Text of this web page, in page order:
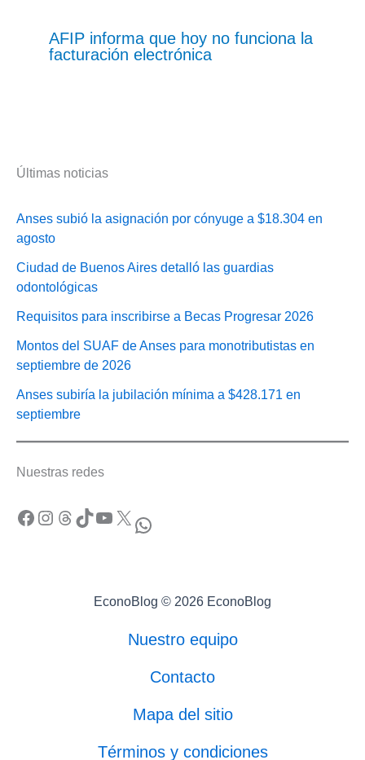
AFIP informa que hoy no funciona la
facturación electrónica
Últimas noticias
Anses subió la asignación por cónyuge a $18.304 en
agosto
Ciudad de Buenos Aires detalló las guardias
odontológicas
Requisitos para inscribirse a Becas Progresar 2026
Montos del SUAF de Anses para monotributistas en
septiembre de 2026
Anses subiría la jubilación mínima a $428.171 en
septiembre
Nuestras redes
Facebook Instagram Threads TikTok YouTube X WhatsApp
EconoBlog © 2026 EconoBlog
Nuestro equipo
Contacto
Mapa del sitio
Términos y condiciones